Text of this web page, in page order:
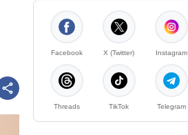
Facebook X (Twitter) Instagram
Threads TikTok Telegram